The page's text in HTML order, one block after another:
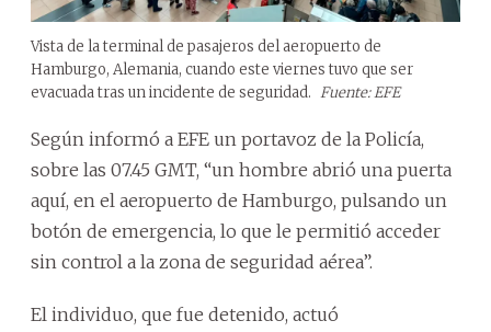
Vista de la terminal de pasajeros del aeropuerto de
Hamburgo, Alemania, cuando este viernes tuvo que ser
evacuada tras un incidente de seguridad. Fuente: EFE
Según informó a EFE un portavoz de la Policía,
sobre las 07.45 GMT, “un hombre abrió una puerta
aquí, en el aeropuerto de Hamburgo, pulsando un
botón de emergencia, lo que le permitió acceder
sin control a la zona de seguridad aérea”.
El individuo, que fue detenido, actuó